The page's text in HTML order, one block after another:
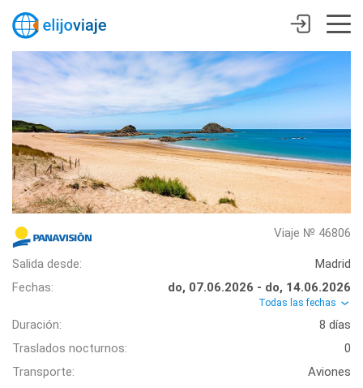
Viaje № 46806
Salida desde:
Madrid
Fechas:
do, 07.06.2026 - do, 14.06.2026
Todas las fechas
Duración:
8 días
Traslados nocturnos:
0
Transporte:
Aviones